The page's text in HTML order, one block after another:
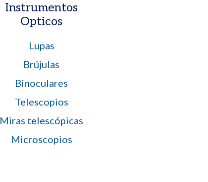
Instrumentos
Opticos
Lupas
Brújulas
Binoculares
Telescopios
Miras telescópicas
Microscopios